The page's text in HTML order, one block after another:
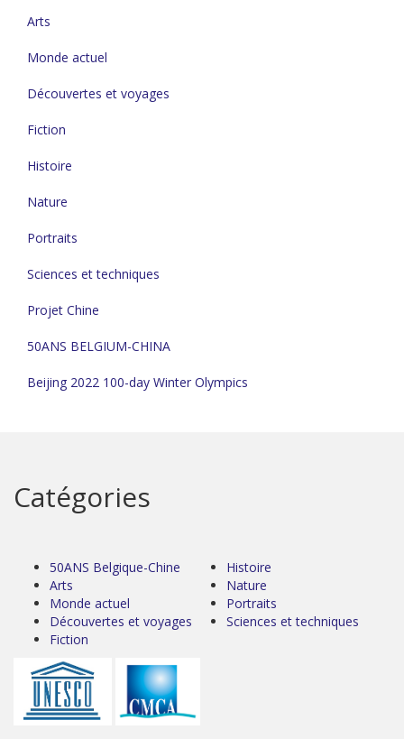
Arts
Monde actuel
Découvertes et voyages
Fiction
Histoire
Nature
Portraits
Sciences et techniques
Projet Chine
50ANS BELGIUM-CHINA
Beijing 2022 100-day Winter Olympics
Catégories
50ANS Belgique-Chine
Arts
Monde actuel
Découvertes et voyages
Fiction
Histoire
Nature
Portraits
Sciences et techniques